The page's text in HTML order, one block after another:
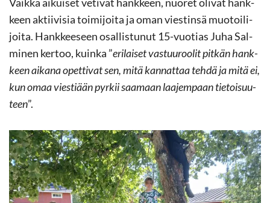
keen ak­tii­vi­sia toi­mi­joi­ta ja oman vies­tin­sä muo­toi­li­
joi­ta. Hank­kee­seen osal­lis­tu­nut 15-​vuotias Juha Sal­
mi­nen ker­too, kuin­ka ”eri­lai­set vas­tuu­roo­lit pit­kän hank­
keen ai­ka­na opet­ti­vat sen, mitä kan­nat­taa tehdä ja mitä ei,
kun omaa vies­ti­ään pyr­kii saa­maan laa­jem­paan tie­toi­suu­
teen”.